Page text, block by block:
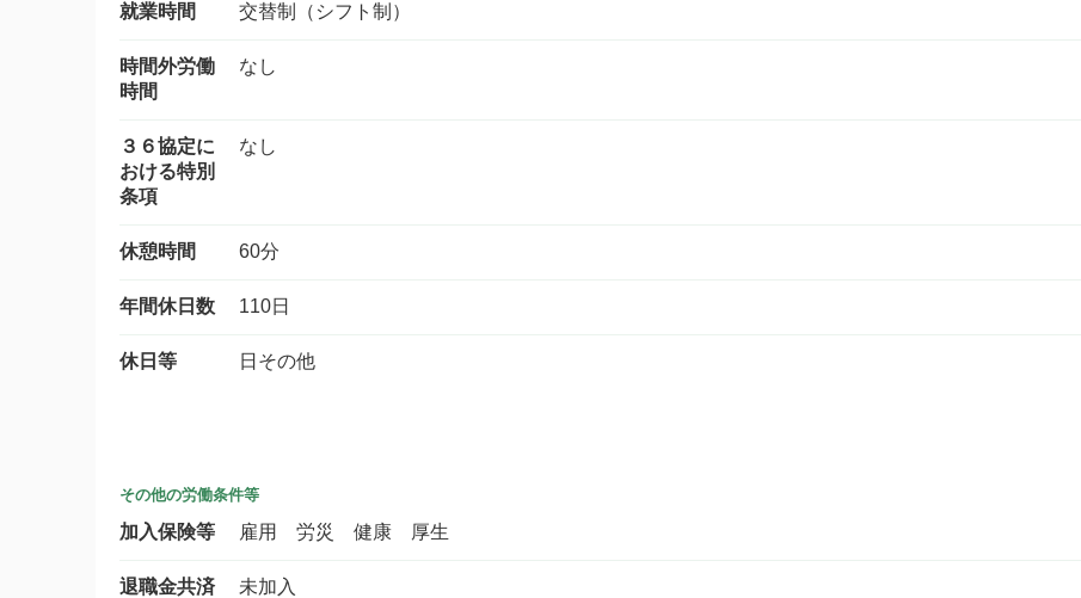
就業時間 交替制（シフト制）
時間外労働
時間
なし
３６協定に
おける特別
条項
なし
休憩時間 60分
年間休日数 110日
休日等 日その他
その他の労働条件等
加入保険等 雇用 労災 健康 厚生
退職金共済 未加入